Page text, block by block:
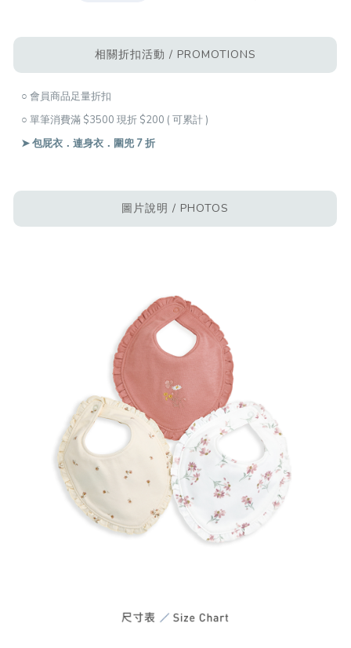
相關折扣活動 / PROMOTIONS
○ 會員商品足量折扣
○ 單筆消費滿 $3500 現折 $200 ( 可累計 )
➤ 包屁衣．連身衣．圍兜 7 折
圖片說明 / PHOTOS